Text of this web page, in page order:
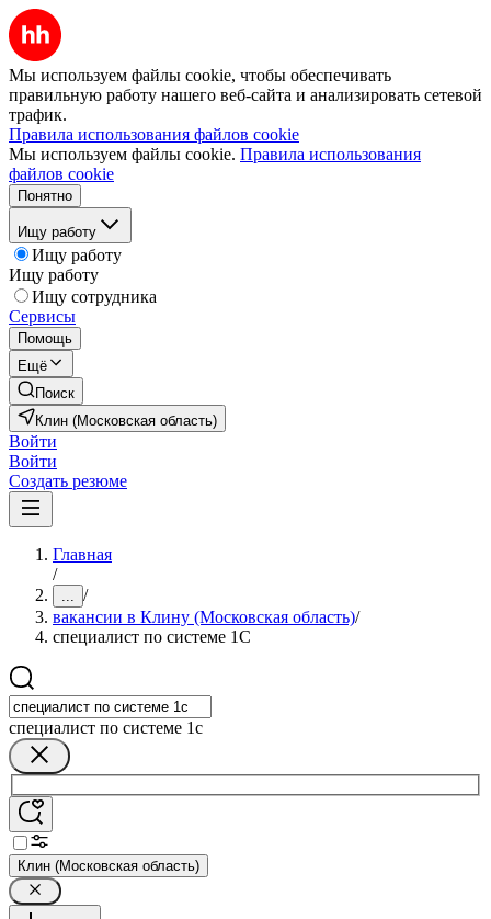
Мы используем файлы cookie, чтобы обеспечивать
правильную работу нашего веб-сайта и анализировать сетевой
трафик.
Правила использования файлов cookie
Мы используем файлы cookie. Правила использования
файлов cookie
Понятно
Ищу работу
Ищу работу
Ищу работу
Ищу сотрудника
Сервисы
Помощь
Ещё
Поиск
Клин (Московская область)
Войти
Войти
Создать резюме
Главная
/
... /
вакансии в Клину (Московская область)/
специалист по системе 1С
специалист по системе 1с
Клин (Московская область)